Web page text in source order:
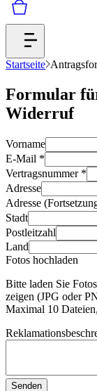
Startseite
Formular
Widerruf
Vorname
E-Mail *
Vertragsnummer*
Adresse
Adresse
Stadt
Postleitzahl
Land
Fotos hochladen
Bitte laden Sie
zeigen (JPG oder
Maximal 10
Senden